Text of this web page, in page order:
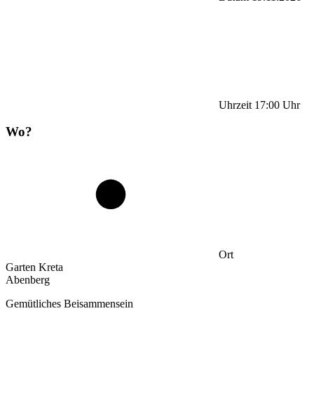
Uhrzeit 17:00 Uhr
Wo?
Ort
Garten Kreta
Abenberg
Gemütliches Beisammensein